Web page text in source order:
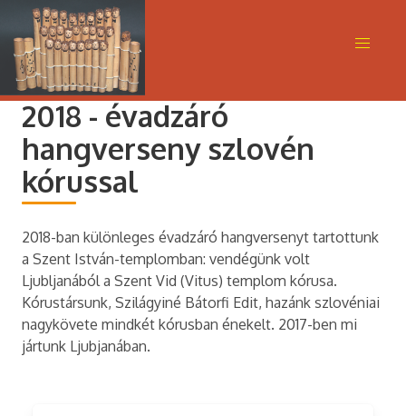
2018 - évadzáró
hangverseny szlovén
kórussal
2018-ban különleges évadzáró hangversenyt tartottunk
a Szent István-templomban: vendégünk volt
Ljubljanából a Szent Vid (Vitus) templom kórusa.
Kórustársunk, Szilágyiné Bátorfi Edit, hazánk szlovéniai
nagykövete mindkét kórusban énekelt. 2017-ben mi
jártunk Ljubjanában.